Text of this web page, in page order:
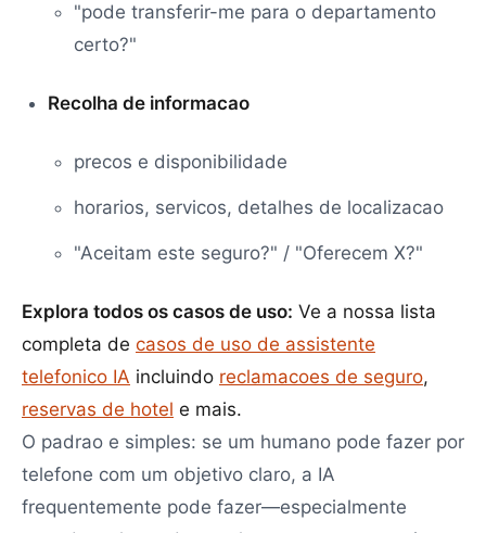
"pode transferir-me para o departamento
certo?"
Recolha de informacao
precos e disponibilidade
horarios, servicos, detalhes de localizacao
"Aceitam este seguro?" / "Oferecem X?"
Explora todos os casos de uso: Ve a nossa lista
completa de casos de uso de assistente
telefonico IA incluindo reclamacoes de seguro,
reservas de hotel e mais.
O padrao e simples: se um humano pode fazer por
telefone com um objetivo claro, a IA
frequentemente pode fazer—especialmente